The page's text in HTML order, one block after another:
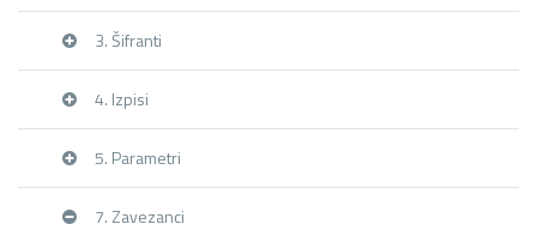
3. Šifranti
4. Izpisi
5. Parametri
7. Zavezanci